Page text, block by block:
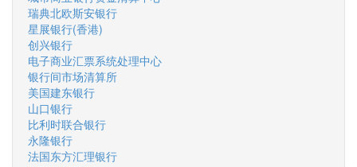
瑞典北欧斯安银行
星展银行(香港)
创兴银行
电子商业汇票系统处理中心
银行间市场清算所
美国建东银行
山口银行
比利时联合银行
永隆银行
法国东方汇理银行